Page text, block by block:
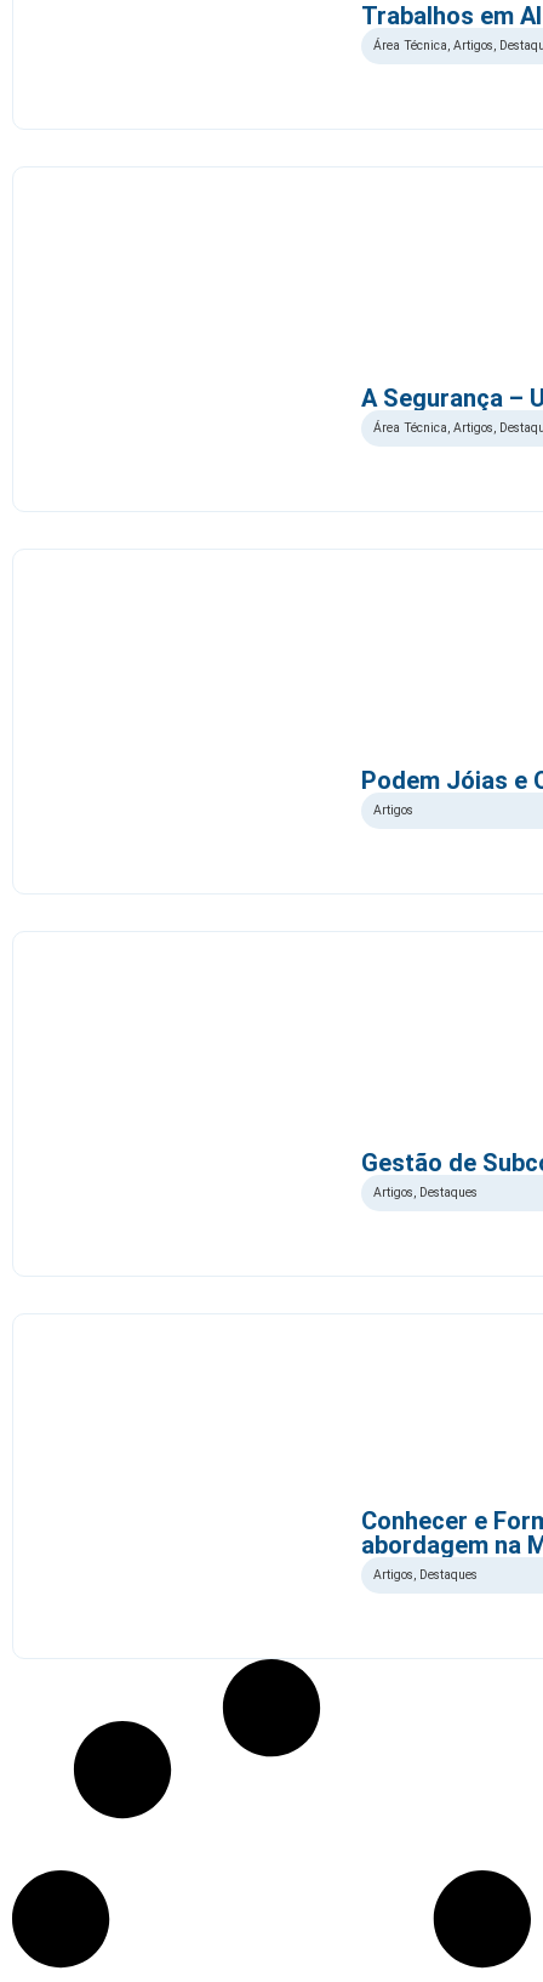
Trabalhos em
Área Técnica, Artigos,
A Segurança –
Área Técnica, Artigos,
Podem Jóias e
Artigos
Gestão de
Artigos, Destaques
Conhecer e
abordagem na
Artigos, Destaques